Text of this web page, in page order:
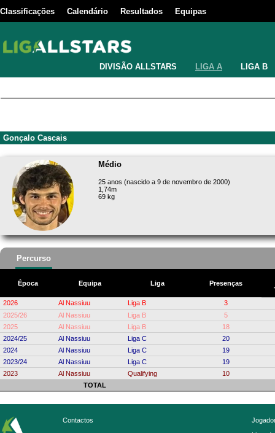
Classificações Calendário Resultados Equipas
DIVISÃO ALLSTARS LIGA A LIGA B
Gonçalo Cascais
Médio
25 anos (nascido a 9 de novembro de 2000)
1,74m
69 kg
Percurso
Época Equipa Liga
Presenças
2026
Al Nassiuu Liga B
3
2025/26
Al Nassiuu Liga B
5
2025
Al Nassiuu Liga B
18
2024/25
Al Nassiuu Liga C
20
2024
Al Nassiuu Liga C
19
2023/24
Al Nassiuu Liga C
19
2023
Al Nassiuu Qualifying
10
TOTAL
Contactos